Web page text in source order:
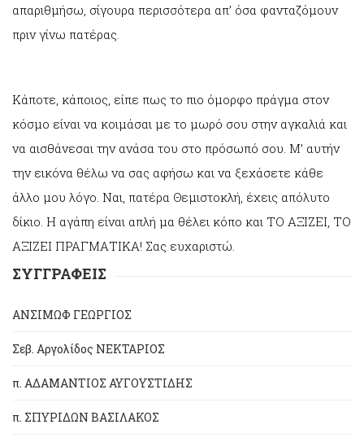
απαριθμήσω, σίγουρα περισσότερα απ’ όσα φανταζόμουν
πριν γίνω πατέρας.
Κάποτε, κάποιος, είπε πως το πιο όμορφο πράγμα στον
κόσμο είναι να κοιμάσαι με το μωρό σου στην αγκαλιά και
να αισθάνεσαι την ανάσα του στο πρόσωπό σου. Μ’ αυτήν
την εικόνα θέλω να σας αφήσω και να ξεχάσετε κάθε
άλλο μου λόγο. Ναι, πατέρα Θεμιστοκλή, έχεις απόλυτο
δίκιο. Η αγάπη είναι απλή μα θέλει κόπο και ΤΟ ΑΞΙΖΕΙ, ΤΟ
ΑΞΙΖΕΙ ΠΡΑΓΜΑΤΙΚΑ! Σας ευχαριστώ.
ΣΥΓΓΡΑΦΕΙΣ
ΑΝΣΙΜΩΦ ΓΕΩΡΓΙΟΣ
Σεβ. Αργολίδος ΝΕΚΤΑΡΙΟΣ
π. ΑΔΑΜΑΝΤΙΟΣ ΑΥΓΟΥΣΤΙΔΗΣ
π. ΣΠΥΡΙΔΩΝ ΒΑΣΙΛΑΚΟΣ